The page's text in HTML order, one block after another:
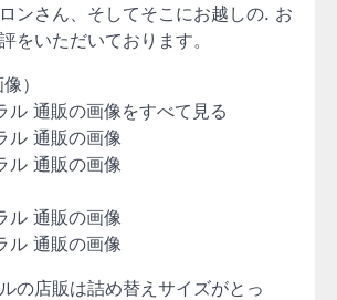
ンさん、そしてそこにお越しの. お
をいただいております。
）
ル 通販の画像をすべて見る
ル 通販の画像
ル 通販の画像
ル 通販の画像
ル 通販の画像
の店販は詰め替えサイズがとっ